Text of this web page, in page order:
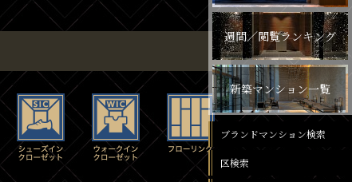
週間／閲覧ランキング
新築マンション一覧
ブランドマンション検索
区検索